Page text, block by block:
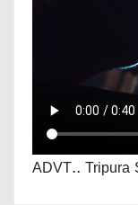
ADVT.. Tripura